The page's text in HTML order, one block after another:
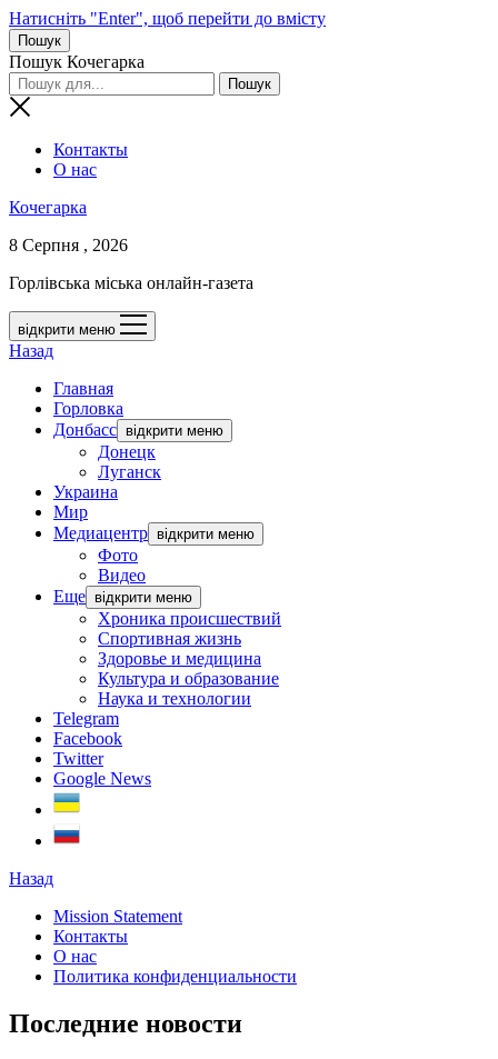
Натисніть "Enter", щоб перейти до вмісту
Пошук
Пошук Кочегарка
Контакты
О нас
Кочегарка
8 Серпня , 2026
Горлівська міська онлайн-газета
відкрити меню
Назад
Главная
Горловка
Донбасс відкрити меню
Донецк
Луганск
Украина
Мир
Медиацентр відкрити меню
Фото
Видео
Еще відкрити меню
Хроника происшествий
Спортивная жизнь
Здоровье и медицина
Культура и образование
Наука и технологии
Telegram
Facebook
Twitter
Google News
Назад
Mission Statement
Контакты
О нас
Политика конфиденциальности
Последние новости